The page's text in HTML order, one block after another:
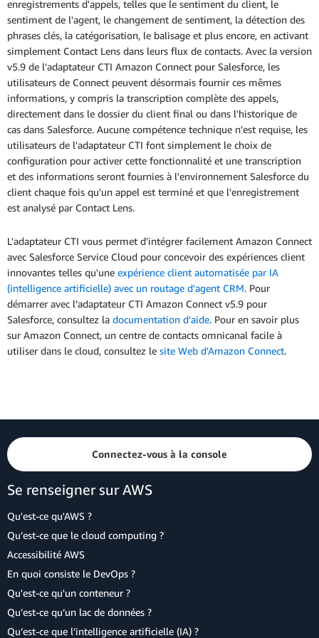
enregistrements d'appels, telles que le sentiment du client, le
sentiment de l'agent, le changement de sentiment, la détection des
phrases clés, la catégorisation, le balisage et plus encore, en activant
simplement Contact Lens dans leurs flux de contacts. Avec la version
v5.9 de l'adaptateur CTI Amazon Connect pour Salesforce, les
utilisateurs de Connect peuvent désormais fournir ces mêmes
informations, y compris la transcription complète des appels,
directement dans le dossier du client final ou dans l'historique de
cas dans Salesforce. Aucune compétence technique n'est requise, les
utilisateurs de l'adaptateur CTI font simplement le choix de
configuration pour activer cette fonctionnalité et une transcription
et des informations seront fournies à l'environnement Salesforce du
client chaque fois qu'un appel est terminé et que l'enregistrement
est analysé par Contact Lens.
L'adaptateur CTI vous permet d'intégrer facilement Amazon Connect
avec Salesforce Service Cloud pour concevoir des expériences client
innovantes telles qu'une expérience client automatisée par IA
(intelligence artificielle) avec un routage d'agent CRM. Pour
démarrer avec l’adaptateur CTI Amazon Connect v5.9 pour
Salesforce, consultez la documentation d'aide. Pour en savoir plus
sur Amazon Connect, un centre de contacts omnicanal facile à
utiliser dans le cloud, consultez le site Web d'Amazon Connect.
Connectez-vous à la console
Se renseigner sur AWS
Qu'est-ce qu'AWS ?
Qu’est-ce que le cloud computing ?
Accessibilité AWS
En quoi consiste le DevOps ?
Qu'est-ce qu'un conteneur ?
Qu’est-ce qu’un lac de données ?
Qu’est-ce que l’intelligence artificielle (IA) ?